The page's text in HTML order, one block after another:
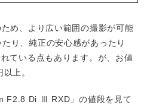
め、より広い範囲の撮影が可能
り、純正の安心感があったり
ている点もあります。が、お値
上。
F2.8 Di Ⅲ RXD」の値段を見て